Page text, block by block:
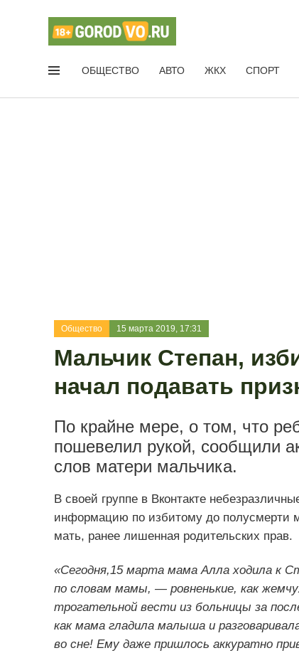
ОБЩЕСТВО АВТО ЖКХ СПОРТ
Общество 15 марта 2019, 17:31
Мальчик Степан,
начал подавать
По крайне мере, о том, что
пошевелил рукой, сообщили
слов матери мальчика.
В своей группе в Вконтакте
информацию по избитому до полусмерти
мать, ранее лишенная родительских прав.
«Сегодня,15 марта мама Алла ходила к
по словам мамы, — ровненькие, как
трогательной вести из больницы за
как мама гладила малыша и
во сне! Ему даже пришлось аккуратно